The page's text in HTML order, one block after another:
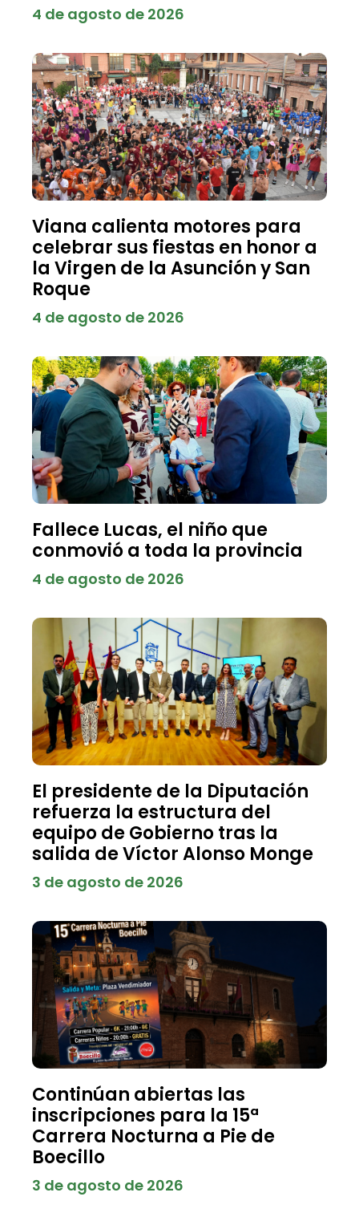
4 de agosto de 2026
Viana calienta motores para
celebrar sus fiestas en honor a
la Virgen de la Asunción y San
Roque
4 de agosto de 2026
Fallece Lucas, el niño que
conmovió a toda la provincia
4 de agosto de 2026
El presidente de la Diputación
refuerza la estructura del
equipo de Gobierno tras la
salida de Víctor Alonso Monge
3 de agosto de 2026
Continúan abiertas las
inscripciones para la 15ª
Carrera Nocturna a Pie de
Boecillo
3 de agosto de 2026